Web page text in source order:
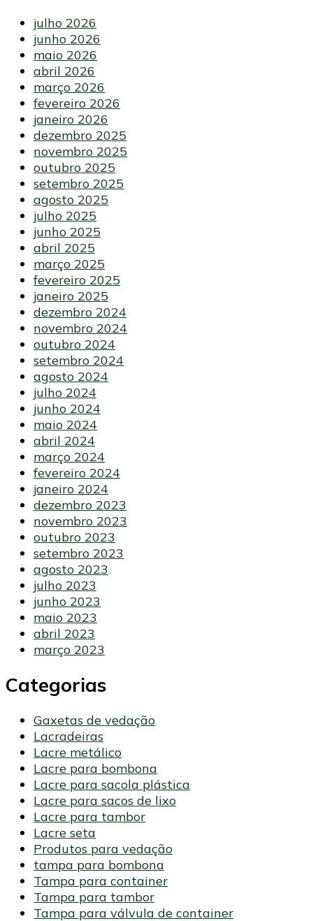
julho 2026
junho 2026
maio 2026
abril 2026
março 2026
fevereiro 2026
janeiro 2026
dezembro 2025
novembro 2025
outubro 2025
setembro 2025
agosto 2025
julho 2025
junho 2025
abril 2025
março 2025
fevereiro 2025
janeiro 2025
dezembro 2024
novembro 2024
outubro 2024
setembro 2024
agosto 2024
julho 2024
junho 2024
maio 2024
abril 2024
março 2024
fevereiro 2024
janeiro 2024
dezembro 2023
novembro 2023
outubro 2023
setembro 2023
agosto 2023
julho 2023
junho 2023
maio 2023
abril 2023
março 2023
Categorias
Gaxetas de vedação
Lacradeiras
Lacre metálico
Lacre para bombona
Lacre para sacola plástica
Lacre para sacos de lixo
Lacre para tambor
Lacre seta
Produtos para vedação
tampa para bombona
Tampa para container
Tampa para tambor
Tampa para válvula de container